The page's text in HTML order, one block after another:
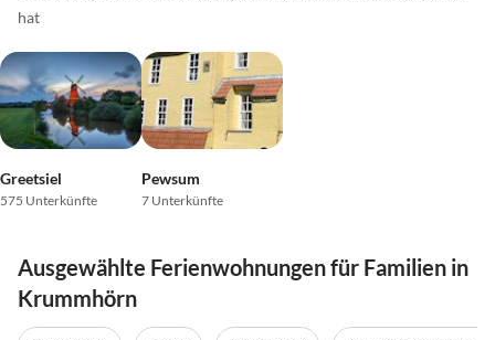
hat
Greetsiel
575 Unterkünfte
Pewsum
7 Unterkünfte
Ausgewählte Ferienwohnungen für Familien in
Krummhörn